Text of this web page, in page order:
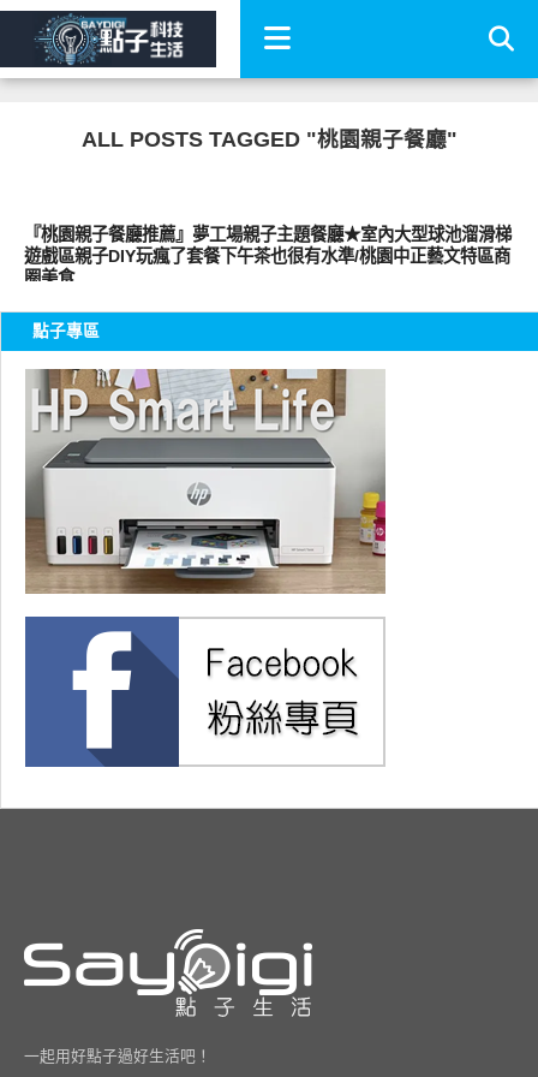
ALL POSTS TAGGED "桃園親子餐廳"
『桃園親子餐廳推薦』夢工場親子主題餐廳★室內大型球池溜滑梯
遊戲區親子DIY玩瘋了套餐下午茶也很有水準/桃園中正藝文特區商
圈美食
點子專區
一起用好點子過好生活吧！